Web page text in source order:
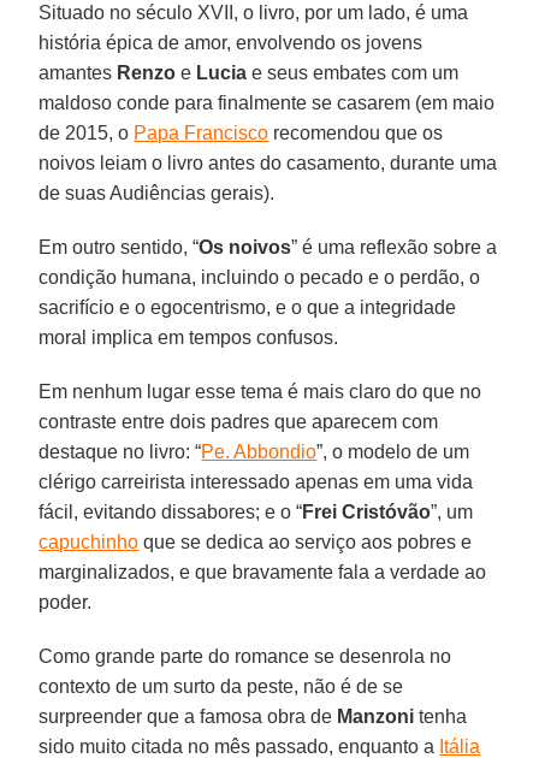
Situado no século XVII, o livro, por um lado, é uma
história épica de amor, envolvendo os jovens
amantes Renzo e Lucia e seus embates com um
maldoso conde para finalmente se casarem (em maio
de 2015, o Papa Francisco recomendou que os
noivos leiam o livro antes do casamento, durante uma
de suas Audiências gerais).
Em outro sentido, “Os noivos” é uma reflexão sobre a
condição humana, incluindo o pecado e o perdão, o
sacrifício e o egocentrismo, e o que a integridade
moral implica em tempos confusos.
Em nenhum lugar esse tema é mais claro do que no
contraste entre dois padres que aparecem com
destaque no livro: “Pe. Abbondio”, o modelo de um
clérigo carreirista interessado apenas em uma vida
fácil, evitando dissabores; e o “Frei Cristóvão”, um
capuchinho que se dedica ao serviço aos pobres e
marginalizados, e que bravamente fala a verdade ao
poder.
Como grande parte do romance se desenrola no
contexto de um surto da peste, não é de se
surpreender que a famosa obra de Manzoni tenha
sido muito citada no mês passado, enquanto a Itália